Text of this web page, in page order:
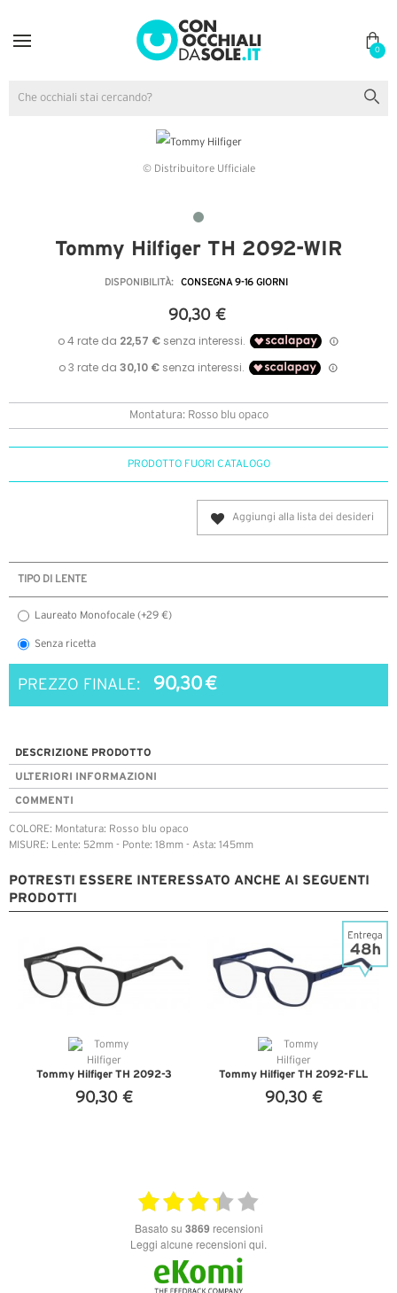
0
© Distribuitore Ufficiale
Tommy Hilfiger TH 2092-WIR
DISPONIBILITÀ: CONSEGNA 9-16 GIORNI
90,30 €
Montatura: Rosso blu opaco
PRODOTTO FUORI CATALOGO
Aggiungi alla lista dei desideri
TIPO DI LENTE
Laureato Monofocale (+29 €)
Senza ricetta
PREZZO FINALE: 90,30 €
DESCRIZIONE PRODOTTO
ULTERIORI INFORMAZIONI
COMMENTI
COLORE: Montatura: Rosso blu opaco
MISURE: Lente: 52mm - Ponte: 18mm - Asta: 145mm
POTRESTI ESSERE INTERESSATO ANCHE AI SEGUENTI
PRODOTTI
Tommy Hilfiger TH 2092-3
90,30 €
Tommy Hilfiger TH 2092-FLL
90,30 €
basato su 3869 recensioni
Leggi alcune recensioni qui.